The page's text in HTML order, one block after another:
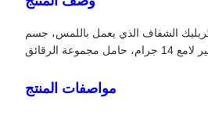
الشفاف الذي يعمل باللمس، جسم
حامل مجموعة الرقائق
مواصفات المنتج